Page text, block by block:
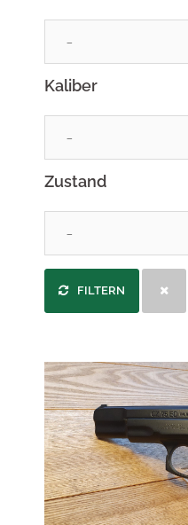
Kaliber
Zustand
FILTERN